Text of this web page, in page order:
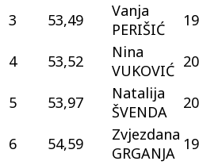
3 53,49
Vanja
PERIŠIĆ
4 53,52
Nina
VUKOVIĆ
5 53,97
Natalija
ŠVENDA
6 54,59
Zvjezdana
GRGANJA